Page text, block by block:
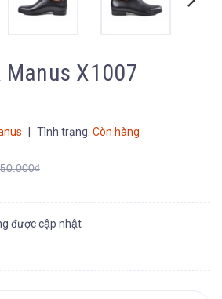
Manus X1007
Tình trạng: Còn hàng
được cập nhật